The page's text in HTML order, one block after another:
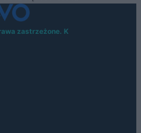
zastrzeżone. K